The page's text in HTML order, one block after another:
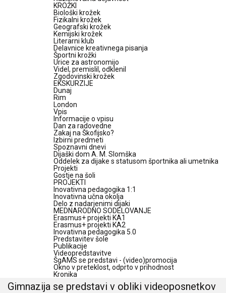
KROŽKI
Biološki krožek
Fizikalni krožek
Geografski krožek
Kemijski krožek
Literarni klub
Delavnice kreativnega pisanja
Športni krožki
Urice za astronomijo
Videl, premislil, odklenil
Zgodovinski krožek
EKSKURZIJE
Dunaj
Rim
London
Vpis
Informacije o vpisu
Dan za radovedne
Zakaj na Škofijsko?
Izbirni predmeti
Spoznavni dnevi
Dijaški dom A. M. Slomška
Oddelek za dijake s statusom športnika ali umetnika
Projekti
Gostje na šoli
PROJEKTI
Inovativna pedagogika 1:1
Inovativna učna okolja
Delo z nadarjenimi dijaki
MEDNARODNO SODELOVANJE
Erasmus+ projekti KA1
Erasmus+ projekti KA2
Inovativna pedagogika 5.0
Predstavitev šole
Publikacije
Videopredstavitve
ŠgAMS se predstavi - (video)promocija
Okno v preteklost, odprto v prihodnost
Kronika
Gimnazija se predstavi v obliki videoposnetkov